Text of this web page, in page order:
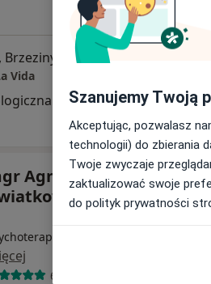
Brzeziny Mapa
Vida
200 zł
Agnieszka
Milbrandt
Psycholog
6 opinii
Szanujemy Twoją
Akceptując, pozwalasz
technologii) do zbierania
Twoje zwyczaje
zaktualizować swoje
do polityk prywatności